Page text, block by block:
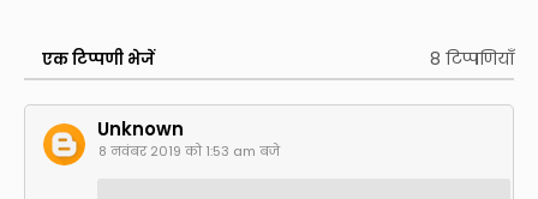
एक टिप्पणी भेजें 8 टिप्पणियाँ
Unknown
8 नवंबर 2019 को 1:53 am बजे